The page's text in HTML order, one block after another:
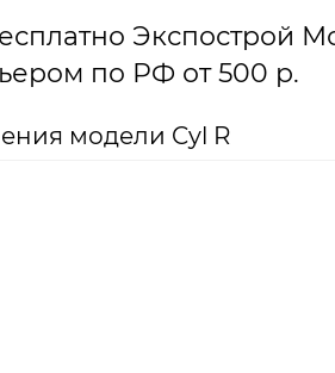
Экспострой
по РФ от 500 р.
модели Cyl R